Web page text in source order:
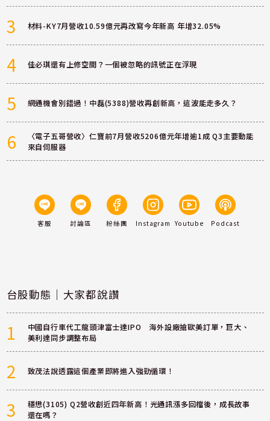
3 材料-KY7月營收10.59億元再改寫今年新高 年增32.05%
4 佳必琪還有上修空間？一個被忽略的訊號正在浮現
5 網通機會別錯過！中磊(5388)營收再創新高，這波能走多久？
6
〈電子五哥營收〉仁寶前7月營收5206億元年增逾1成 Q3主要動能
來自伺服器
客服 討論區 粉絲團 Instagram Youtube Podcast
台股動態｜大家都說讚
1
中國自行車代工龍頭津富士達IPO 海外設廠搶歐美訂單，巨大、
美利達同步調整布局
2 致茂法說透露這個產業即將進入強勁循環！
3
穩懋(3105) Q2營收創近四年新高！光通訊漲多回檔後，成長故事
還在嗎？